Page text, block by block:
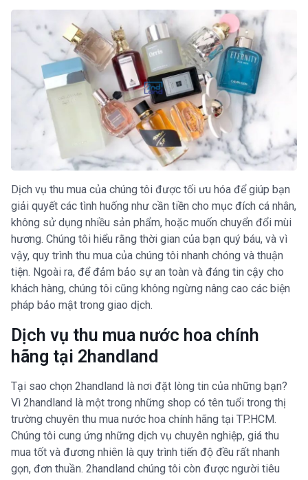
Dịch vụ thu mua của chúng tôi được tối ưu hóa để giúp bạn
giải quyết các tình huống như cần tiền cho mục đích cá nhân,
không sử dụng nhiều sản phẩm, hoặc muốn chuyển đổi mùi
hương. Chúng tôi hiểu rằng thời gian của bạn quý báu, và vì
vậy, quy trình thu mua của chúng tôi nhanh chóng và thuận
tiện. Ngoài ra, để đảm bảo sự an toàn và đáng tin cậy cho
khách hàng, chúng tôi cũng không ngừng nâng cao các biện
pháp bảo mật trong giao dịch.
Dịch vụ thu mua nước hoa chính
hãng tại 2handland
Tại sao chọn 2handland là nơi đặt lòng tin của những bạn?
Vì 2handland là một trong những shop có tên tuổi trong thị
trường chuyên thu mua nước hoa chính hãng tại TP.HCM.
Chúng tôi cung ứng những dịch vụ chuyên nghiệp, giá thu
mua tốt và đương nhiên là quy trình tiến độ đều rất nhanh
gọn, đơn thuần. 2handland chúng tôi còn được người tiêu